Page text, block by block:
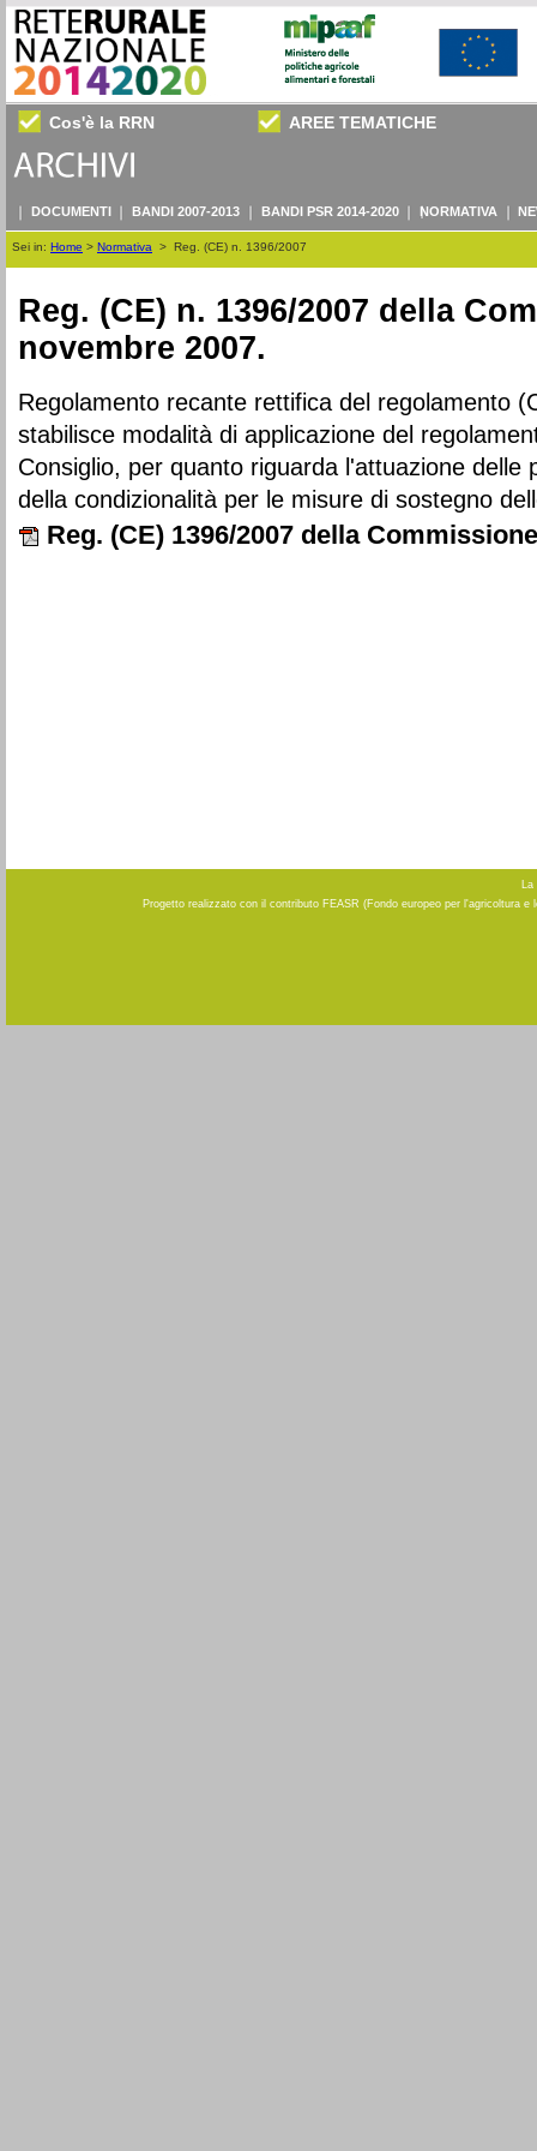
Cos'è la RRN AREE TEMATICHE
DOCUMENTI BANDI 2007-2013 BANDI PSR 2014-2020 NORMATIVA
Sei in: Home > Normativa > Reg. (CE) n. 1396/2007
Reg. (CE) n. 1396/2007 della
novembre 2007.
Regolamento recante rettifica del regolamento
stabilisce modalità di applicazione del
Consiglio, per quanto riguarda l'attuazione delle
della condizionalità per le misure di sostegno
Reg. (CE) 1396/2007 della Commissione
La
Progetto realizzato con il contributo FEASR (Fondo europeo per l'agricoltura